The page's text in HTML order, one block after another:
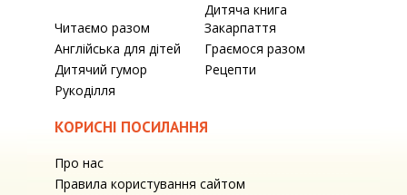
Читаємо разом
Дитяча книга
Закарпаття
Англійська для дітей
Граємося разом
Дитячий гумор
Рецепти
Рукоділля
КОРИСНІ ПОСИЛАННЯ
Про нас
Правила користування сайтом